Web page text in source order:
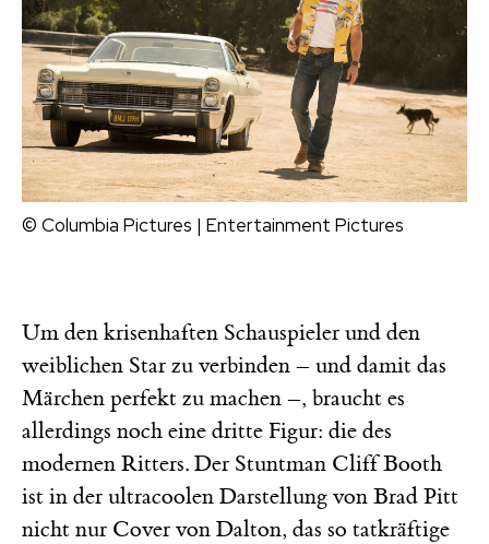
© Columbia Pictures | Entertainment Pictures
Um den krisenhaften Schauspieler und den
weiblichen Star zu verbinden – und damit das
Märchen perfekt zu machen –, braucht es
allerdings noch eine dritte Figur: die des
modernen Ritters. Der Stuntman Cliff Booth
ist in der ultracoolen Darstellung von Brad Pitt
nicht nur Cover von Dalton, das so tatkräftige